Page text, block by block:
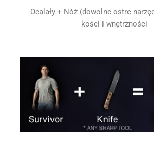
Ocalały + Nóż (dowolne ostre
kości i wnętrzności